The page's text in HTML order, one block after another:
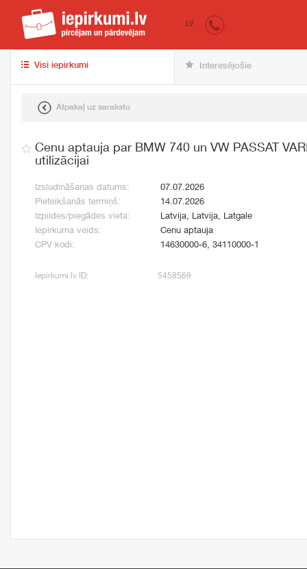
iepirkumi.lv
LV
Visi iepirkumi Interesējošie
Atpakaļ uz sarakstu
Cenu aptauja par BMW 740 un VW PASSAT
utilizācijai
Izsludināšanas datums:
07.07.2026
Pieteikšanās termiņš:
14.07.2026
Izpildes/piegādes vieta:
Latvija, Latvija, Latgale
Iepirkuma veids:
Cenu aptauja
CPV kodi:
14630000-6, 34110000-1
Iepirkumi.lv ID: 5458569